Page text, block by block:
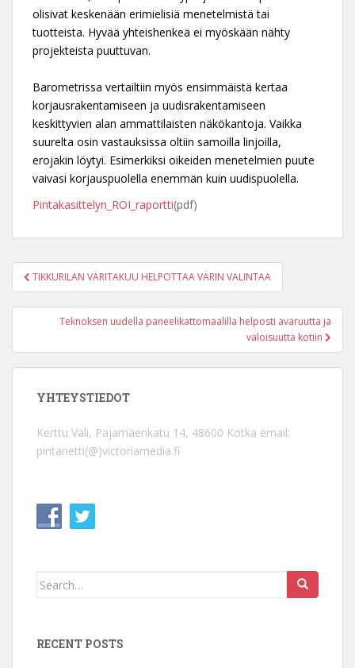
olisivat keskenään erimielisiä menetelmistä tai
tuotteista. Hyvää yhteishenkeä ei myöskään nähty
projekteista puuttuvan.
Barometrissa vertailtiin myös ensimmäistä kertaa
korjausrakentamiseen ja uudisrakentamiseen
keskittyvien alan ammattilaisten näkökantoja. Vaikka
suurelta osin vastauksissa oltiin samoilla linjoilla,
erojakin löytyi. Esimerkiksi oikeiden menetelmien puute
vaivasi korjauspuolella enemmän kuin uudispuolella.
Pintakasittelyn_ROI_raportti(pdf)
Post
navigation
TIKKURILAN VÄRITAKUU HELPOTTAA VÄRIN VALINTAA
Teknoksen uudella paneelikattomaalilla helposti avaruutta ja
valoisuutta kotiin
YHTEYSTIEDOT
Kerttu Vali, Pajamäenkatu 14, 48600 Kotka email:
pintanetti(@)victoriamedia.fi
Search
RECENT POSTS